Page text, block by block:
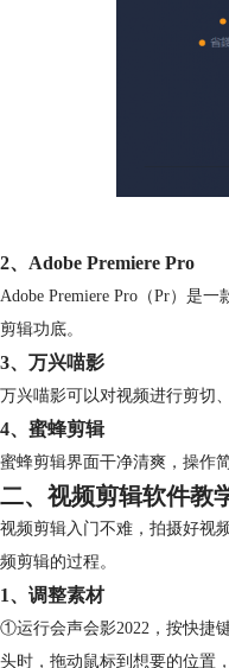
2、Adobe Premiere Pro
Adobe Premiere Pro（Pr）是
剪辑功底。
3、万兴喵影
万兴喵影可以对视频进行剪切
4、蜜蜂剪辑
蜜蜂剪辑界面干净清爽，操作
二、视频剪辑软件教
视频剪辑入门不难，拍摄好视
频剪辑的过程。
1、调整素材
①运行会声会影2022，按快捷
头时，拖动鼠标到想要的位置